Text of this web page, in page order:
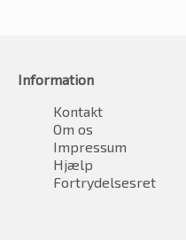
Information
Kontakt
Om os
Impressum
Hjælp
Fortrydelsesret